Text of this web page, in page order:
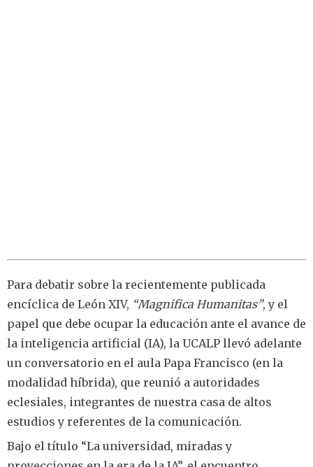
Para debatir sobre la recientemente publicada
encíclica de León XIV, “Magnifica Humanitas”, y el
papel que debe ocupar la educación ante el avance de
la inteligencia artificial (IA), la UCALP llevó adelante
un conversatorio en el aula Papa Francisco (en la
modalidad híbrida), que reunió a autoridades
eclesiales, integrantes de nuestra casa de altos
estudios y referentes de la comunicación.
Bajo el título “La universidad, miradas y